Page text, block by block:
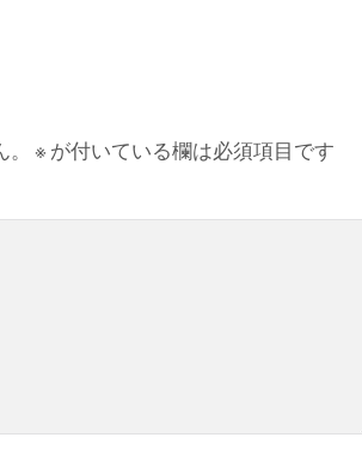
※ が付いている欄は必須項目です